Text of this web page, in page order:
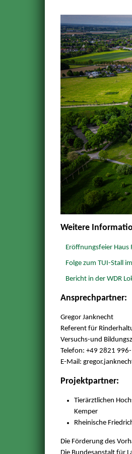
Weitere
Eröffnungsfeier
Folge zum TUI-Stall
Bericht in der WDR
Ansprechpartner:
Gregor Janknecht
Referent für
Versuchs-und
Telefon: +49 2821
E-Mail:
Projektpartner:
Tierärztlichen
Kemper
Rheinische
Die Förderung des